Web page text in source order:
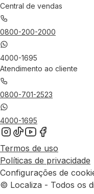
Central de vendas
0800-200-2000
4000-1695
Atendimento ao cliente
0800-701-2523
4000-1695
Termos de uso
Políticas de privacidade
Configurações de
© Localiza - Todos os